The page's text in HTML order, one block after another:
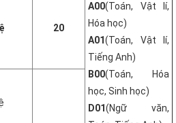
20
A00(Toán, Vật lí,
Hóa học)
A01(Toán, Vật lí,
Tiếng Anh)
B00(Toán, Hóa
học, Sinh học)
D01(Ngữ văn,